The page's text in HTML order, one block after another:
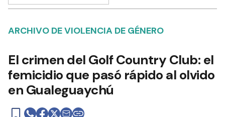
ARCHIVO DE VIOLENCIA DE GÉNERO
El crimen del Golf Country Club: el
femicidio que pasó rápido al olvido
en Gualeguaychú